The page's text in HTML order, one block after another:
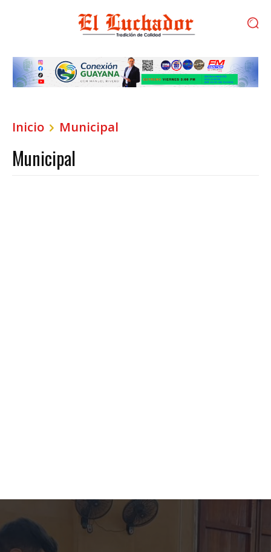
Inicio Municipal
Municipal